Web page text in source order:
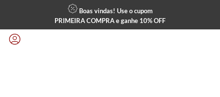
Boas vindas! Use o cupom
PRIMEIRA COMPRAe ganhe 10% OFF